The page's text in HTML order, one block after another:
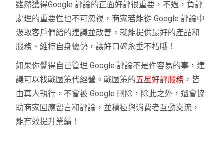
雖然獲得Google 評論的正面好評很重要，不過，負評
處理的重要性也不可忽視，商家若能從 Google 評論中
汲取客戶們給的建議並改善，就能提供最好的產品和
服務、維持自身優勢，讓好口碑永垂不朽哦！
如果你覺得自己管理 Google 評論不是件容易的事，建
議可以找戰國策代經營。戰國策的五星好評服務 ，皆
由真人執行，不會被 Google 刪除，除此之外，還會協
助商家回應留言和評論，並積極與消費者互動交流，
能有效提升業績！